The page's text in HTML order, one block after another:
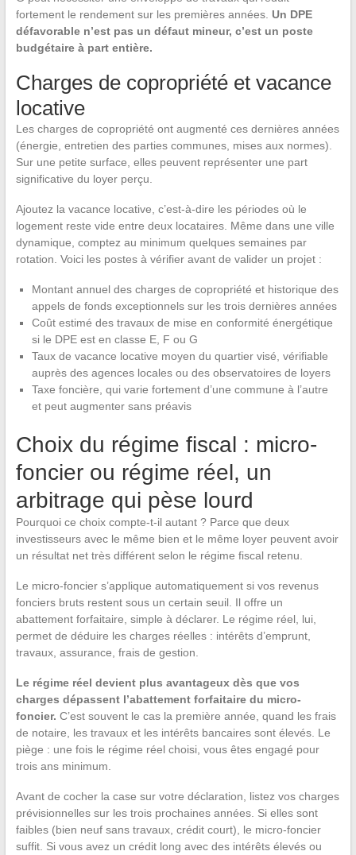
fortement le rendement sur les premières années. Un DPE
défavorable n’est pas un défaut mineur, c’est un poste
budgétaire à part entière.
Charges de copropriété et vacance
locative
Les charges de copropriété ont augmenté ces dernières années
(énergie, entretien des parties communes, mises aux normes).
Sur une petite surface, elles peuvent représenter une part
significative du loyer perçu.
Ajoutez la vacance locative, c’est-à-dire les périodes où le
logement reste vide entre deux locataires. Même dans une ville
dynamique, comptez au minimum quelques semaines par
rotation. Voici les postes à vérifier avant de valider un projet :
Montant annuel des charges de copropriété et historique des
appels de fonds exceptionnels sur les trois dernières années
Coût estimé des travaux de mise en conformité énergétique
si le DPE est en classe E, F ou G
Taux de vacance locative moyen du quartier visé, vérifiable
auprès des agences locales ou des observatoires de loyers
Taxe foncière, qui varie fortement d’une commune à l’autre
et peut augmenter sans préavis
Choix du régime fiscal : micro-
foncier ou régime réel, un
arbitrage qui pèse lourd
Pourquoi ce choix compte-t-il autant ? Parce que deux
investisseurs avec le même bien et le même loyer peuvent avoir
un résultat net très différent selon le régime fiscal retenu.
Le micro-foncier s’applique automatiquement si vos revenus
fonciers bruts restent sous un certain seuil. Il offre un
abattement forfaitaire, simple à déclarer. Le régime réel, lui,
permet de déduire les charges réelles : intérêts d’emprunt,
travaux, assurance, frais de gestion.
Le régime réel devient plus avantageux dès que vos
charges dépassent l’abattement forfaitaire du micro-
foncier. C’est souvent le cas la première année, quand les frais
de notaire, les travaux et les intérêts bancaires sont élevés. Le
piège : une fois le régime réel choisi, vous êtes engagé pour
trois ans minimum.
Avant de cocher la case sur votre déclaration, listez vos charges
prévisionnelles sur les trois prochaines années. Si elles sont
faibles (bien neuf sans travaux, crédit court), le micro-foncier
suffit. Si vous avez un crédit long avec des intérêts élevés ou